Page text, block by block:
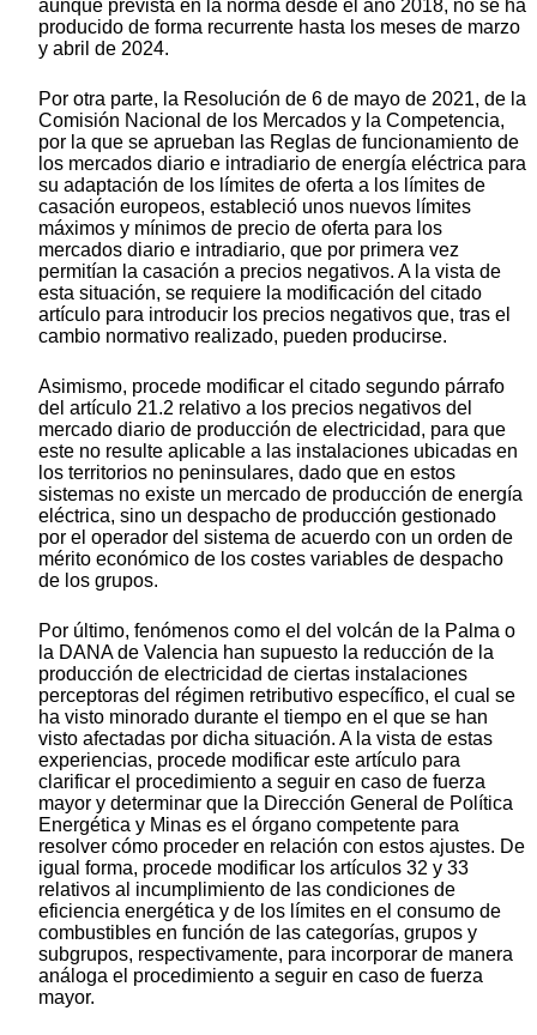
aunque prevista en la norma desde el año 2018, no se ha
producido de forma recurrente hasta los meses de marzo
y abril de 2024.
Por otra parte, la Resolución de 6 de mayo de 2021, de la
Comisión Nacional de los Mercados y la Competencia,
por la que se aprueban las Reglas de funcionamiento de
los mercados diario e intradiario de energía eléctrica para
su adaptación de los límites de oferta a los límites de
casación europeos, estableció unos nuevos límites
máximos y mínimos de precio de oferta para los
mercados diario e intradiario, que por primera vez
permitían la casación a precios negativos. A la vista de
esta situación, se requiere la modificación del citado
artículo para introducir los precios negativos que, tras el
cambio normativo realizado, pueden producirse.
Asimismo, procede modificar el citado segundo párrafo
del artículo 21.2 relativo a los precios negativos del
mercado diario de producción de electricidad, para que
este no resulte aplicable a las instalaciones ubicadas en
los territorios no peninsulares, dado que en estos
sistemas no existe un mercado de producción de energía
eléctrica, sino un despacho de producción gestionado
por el operador del sistema de acuerdo con un orden de
mérito económico de los costes variables de despacho
de los grupos.
Por último, fenómenos como el del volcán de la Palma o
la DANA de Valencia han supuesto la reducción de la
producción de electricidad de ciertas instalaciones
perceptoras del régimen retributivo específico, el cual se
ha visto minorado durante el tiempo en el que se han
visto afectadas por dicha situación. A la vista de estas
experiencias, procede modificar este artículo para
clarificar el procedimiento a seguir en caso de fuerza
mayor y determinar que la Dirección General de Política
Energética y Minas es el órgano competente para
resolver cómo proceder en relación con estos ajustes. De
igual forma, procede modificar los artículos 32 y 33
relativos al incumplimiento de las condiciones de
eficiencia energética y de los límites en el consumo de
combustibles en función de las categorías, grupos y
subgrupos, respectivamente, para incorporar de manera
análoga el procedimiento a seguir en caso de fuerza
mayor.